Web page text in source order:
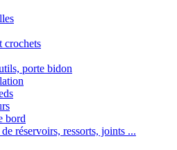
crochets
porte bidon
bord
réservoirs, ressorts, joints ...